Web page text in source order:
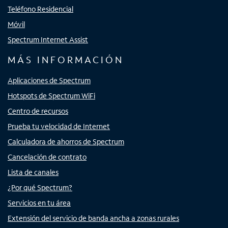
Teléfono Residencial
Móvil
Spectrum Internet Assist
MÁS INFORMACIÓN
Aplicaciones de Spectrum
Hotspots de Spectrum WiFi
Centro de recursos
Prueba tu velocidad de Internet
Calculadora de ahorros de Spectrum
Cancelación de contrato
Lista de canales
¿Por qué Spectrum?
Servicios en tu área
Extensión del servicio de banda ancha a zonas rurales